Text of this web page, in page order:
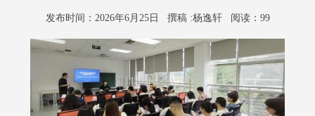
发布时间：2026年6月25日 撰稿 :杨逸轩阅读： 99